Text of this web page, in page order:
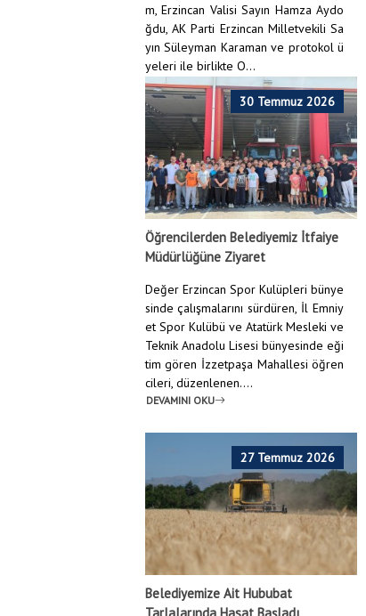
m, Erzincan Valisi Sayın Hamza Aydo
ğdu, AK Parti Erzincan Milletvekili Sa
yın Süleyman Karaman ve protokol ü
yeleri ile birlikte O...
DEVAMINI OKU
30 Temmuz 2026
Öğrencilerden Belediyemiz İtfaiye
Müdürlüğüne Ziyaret
Değer Erzincan Spor Kulüpleri bünye
sinde çalışmalarını sürdüren, İl Emniy
et Spor Kulübü ve Atatürk Mesleki ve
Teknik Anadolu Lisesi bünyesinde eği
tim gören İzzetpaşa Mahallesi öğren
cileri, düzenlenen....
DEVAMINI OKU
27 Temmuz 2026
Belediyemize Ait Hububat
Tarlalarında Hasat Başladı